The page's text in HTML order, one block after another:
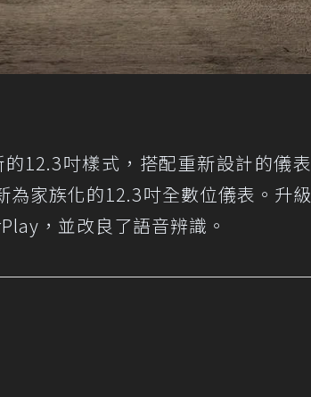
12.3吋樣式，搭配重新設計的儀表
為家族化的12.3吋全數位儀表。升級
，並改良了語音辨識。